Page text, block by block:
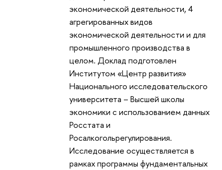
экономической деятельности, 4
агрегированных видов
экономической деятельности и для
промышленного производства в
целом. Доклад подготовлен
Институтом «Центр развития»
Национального исследовательского
университета – Высшей школы
экономики с использованием данных
Росстата и
Росалкогольрегулирования.
Исследование осуществляется в
рамках программы фундаментальных